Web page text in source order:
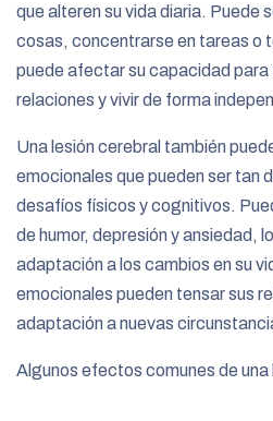
que alteren su vida diaria. Puede
cosas, concentrarse en tareas o
puede afectar su capacidad
relaciones y vivir de forma
Una lesión cerebral también
emocionales que pueden ser tan
desafíos físicos y cognitivos.
de humor, depresión y ansiedad,
adaptación a los cambios en su
emocionales pueden tensar sus
adaptación a nuevas
Algunos efectos comunes de una